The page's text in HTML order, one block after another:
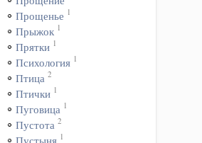
Прощенье 1
Прыжок 1
Прятки 1
Психология 1
Птица 2
Птички 1
Пуговица 1
Пустота 2
1